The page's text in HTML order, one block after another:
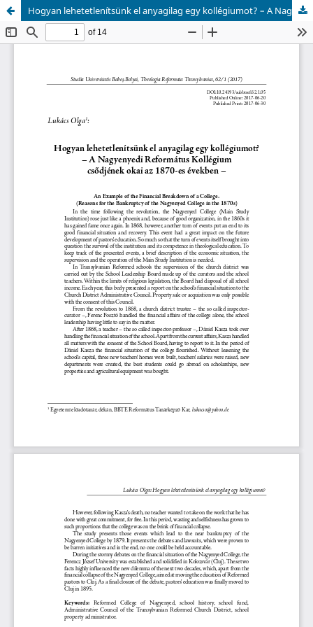
Hogyan lehetetlenítsünk el anyagilag egy kollégiumot? – A Nagyenyedi Református Kollégium csődjének okai az 1870-es években –